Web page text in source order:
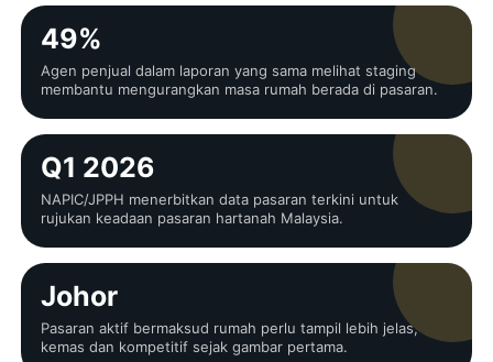
49%
Agen penjual dalam laporan yang sama melihat staging
membantu mengurangkan masa rumah berada di pasaran.
Q1 2026
NAPIC/JPPH menerbitkan data pasaran terkini untuk
rujukan keadaan pasaran hartanah Malaysia.
Johor
Pasaran aktif bermaksud rumah perlu tampil lebih jelas,
kemas dan kompetitif sejak gambar pertama.